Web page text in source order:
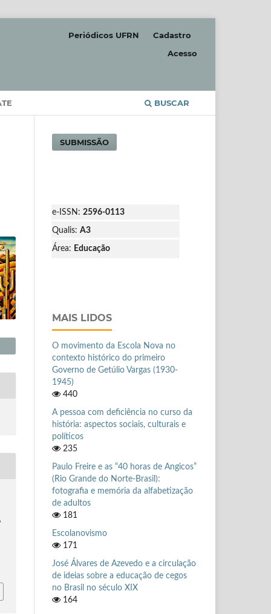
BUSCAR
Periódicos UFRN
Cadastro
Acesso
SUBMISSÃO
e-ISSN: 2596-0113
Qualis: A3
Área: Educação
MAIS LIDOS
O movimento da Escola Nova no
contexto histórico do primeiro
Governo de Getúlio Vargas (1930-
1945)
440
A pessoa com deficiência no curso da
história: aspectos sociais, culturais e
políticos
235
Paulo Freire e as “40 horas de Angicos”
(Rio Grande do Norte-Brasil):
fotografia e memória da alfabetização
de adultos
181
Escolanovismo
171
José Álvares de Azevedo e a circulação
de ideias sobre a educação de cegos
no Brasil no século XIX
164